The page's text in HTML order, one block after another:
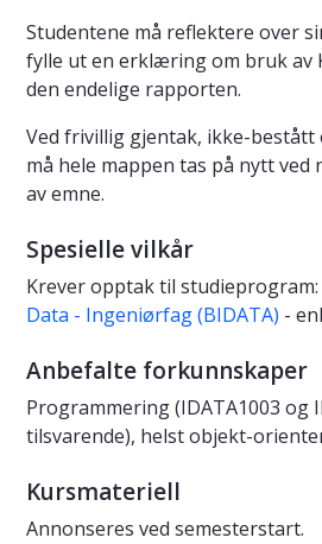
Studentene må reflektere over
fylle ut en erklæring om bruk av
den endelige rapporten.
Ved frivillig gjentak, ikke-
må hele mappen tas på nytt
av emne.
Spesielle vilkår
Krever opptak til studieprogram:
Data - Ingeniørfag (BIDATA) -
Anbefalte forkunnskaper
Programmering (IDATA1003 og
tilsvarende), helst objekt-
Kursmateriell
Annonseres ved semesterstart.